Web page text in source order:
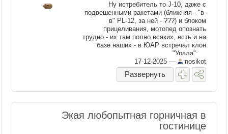
Ну истребитель то J-10, даже с
подвешенными ракетами (ближняя - "в-
в" PL-12, за ней - ???) и блоком
прицеливания, мотопед опознать
трудно - их там полно всяких, есть и на
базе наших - в ЮАР встречал клон
"Урала": ...
17-12-2025 — nosikot
Развернуть
Экая любопытная горничная в
гостинице